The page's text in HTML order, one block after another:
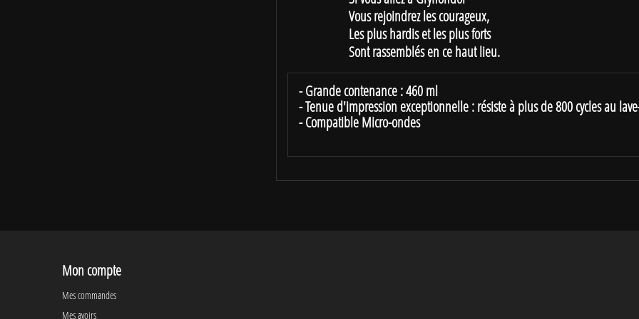
Vous rejoindrez les courageux,
Les plus hardis et les plus forts
Sont rassemblés en ce haut lieu.
- Grande contenance : 460 ml
- Tenue d'impression exceptionnelle : résiste à plus de 800 cycles au
- Compatible Micro-ondes
Mon compte
Mes commandes
Mes avoirs